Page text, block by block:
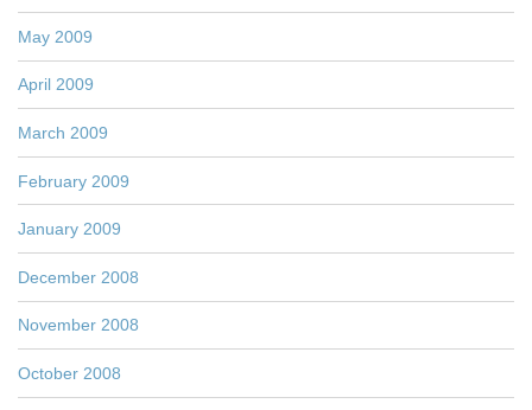
May 2009
April 2009
March 2009
February 2009
January 2009
December 2008
November 2008
October 2008